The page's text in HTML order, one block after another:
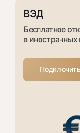
ВЭД
Бесплатное
в иностранных
Подключить